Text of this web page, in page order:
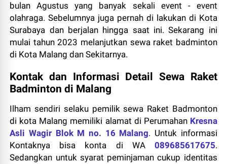
bulan Agustus yang banyak sekali event - event
olahraga. Sebelumnya juga pernah di lakukan di Kota
Surabaya dan berjalan hingga saat ini. Sekarang ini
mulai tahun 2023 melanjutkan sewa raket badminton
di Kota Malang dan Sekitarnya.
Kontak dan Informasi Detail Sewa Raket
Badminton di Malang
Ilham sendiri selaku pemilik sewa Raket Badmonton
di kota Malang memiliki alamat di Perumahan Kresna
Asli Wagir Blok M no. 16 Malang. Untuk informasi
Kontaknya bisa konta di WA 089685617675.
Sedangkan untuk syarat peminjaman cukup identitas